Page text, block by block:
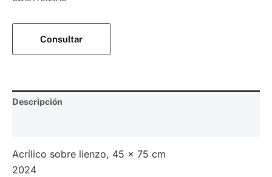
Consultar
Descripción
Acrílico sobre lienzo, 45 x 75 cm
2024